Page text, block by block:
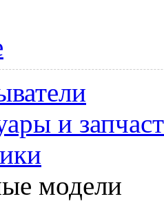
и
модели